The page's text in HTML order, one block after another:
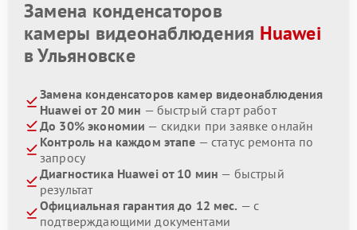
Замена конденсаторов
камеры видеонаблюдения Huawei
в Ульяновске
Замена конденсаторов камер видеонаблюдения
Huawei от 20 мин — быстрый старт работ
До 30% экономии — скидки при заявке онлайн
Контроль на каждом этапе — статус ремонта по
запросу
Диагностика Huawei от 10 мин — быстрый
результат
Официальная гарантия до 12 мес. — с
подтверждающими документами